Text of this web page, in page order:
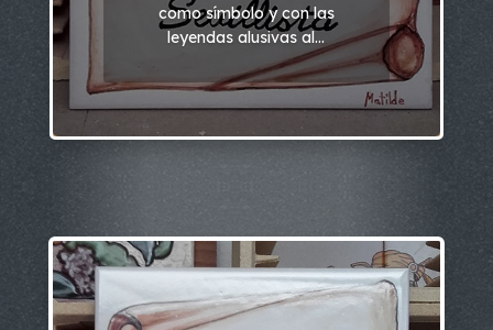
como símbolo y con las
leyendas alusivas al...